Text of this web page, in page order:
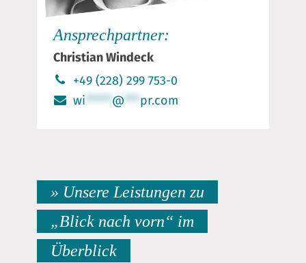
Ansprechpartner:
Christian Windeck
+49 (228) 299 753-0
wi*****@***pr.com
» Unsere Leistungen zu
„Blick nach vorn“ im
Überblick